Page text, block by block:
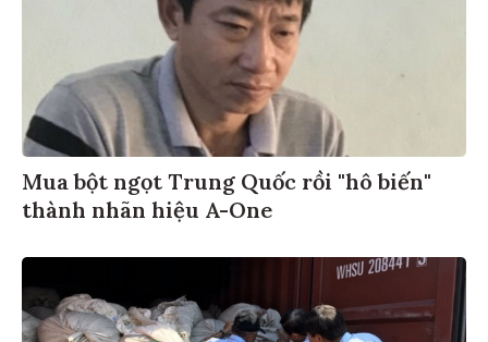
Mua bột ngọt Trung Quốc rồi "hô biến"
thành nhãn hiệu A-One